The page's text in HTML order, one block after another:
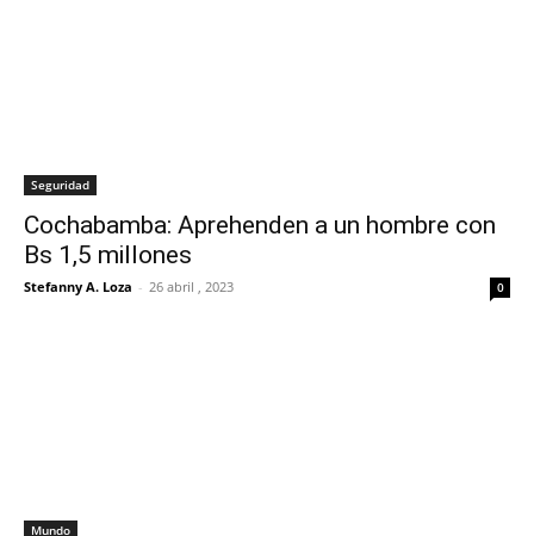
Seguridad
Cochabamba: Aprehenden a un hombre con
Bs 1,5 millones
Stefanny A. Loza - 26 abril , 2023 0
Mundo